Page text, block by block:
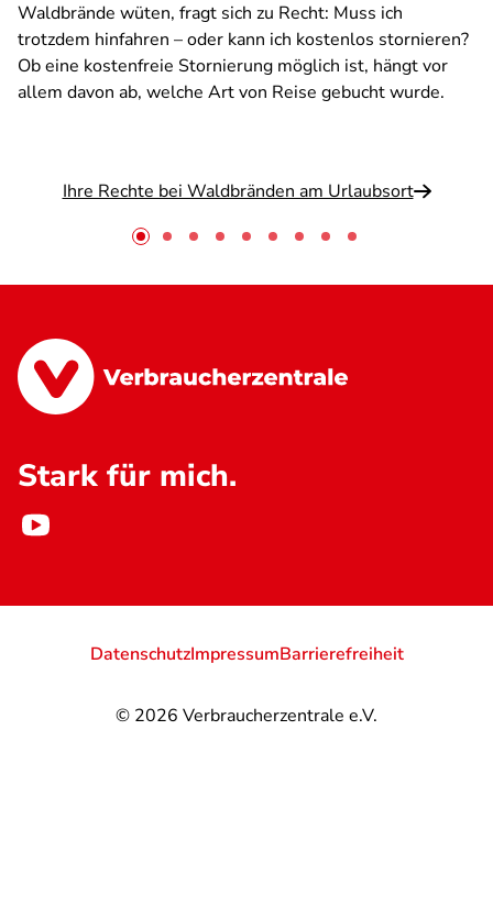
Waldbrände wüten, fragt sich zu Recht: Muss ich
trotzdem hinfahren – oder kann ich kostenlos stornieren?
Ob eine kostenfreie Stornierung möglich ist, hängt vor
allem davon ab, welche Art von Reise gebucht wurde.
Ihre Rechte bei Waldbränden am Urlaubsort
Stark für mich.
© 2026 Verbraucherzentrale e.V.
DatenschutzImpressumBarrierefreiheit